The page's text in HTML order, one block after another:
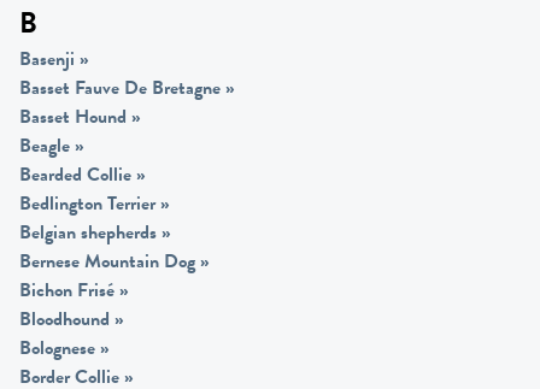
B
Basenji »
Basset Fauve De Bretagne»
Basset Hound »
Beagle»
Bearded Collie»
Bedlington Terrier»
Belgian shepherds»
Bernese Mountain Dog»
Bichon Frisé»
Bloodhound »
Bolognese»
Border Collie»